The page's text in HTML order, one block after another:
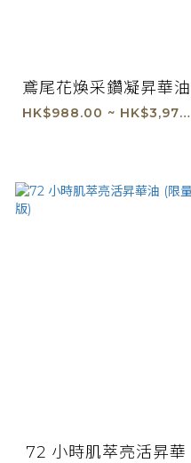
鳶尾花煥采鑽凝昇華油
HK$988.00 ~ HK$3,970.00
72 小時肌萃亮活昇華